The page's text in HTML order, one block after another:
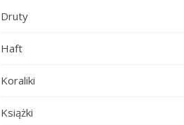
Druty
Haft
Koraliki
Książki